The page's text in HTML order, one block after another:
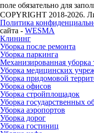
поле обязательно для
COPYRIGHT 2018-2026.
Политика
сайта - WESMA
Клининг
Уборка после ремонта
Уборка паркинга
Механизированная уборка
Уборка медицинских
Уборка придомовой
Уборка офисов
Уборка стройплощадок
Уборка государственных
Уборка аэропортов
Уборка дорог
Уборка гостиниц